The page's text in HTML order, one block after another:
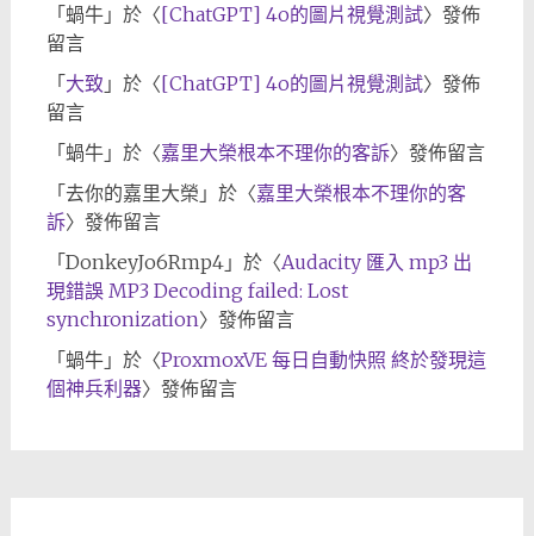
「 蝸牛」於〈[ChatGPT] 4o的圖片視覺測試〉發佈
留言
「 大致 」於〈[ChatGPT] 4o的圖片視覺測試〉發佈
留言
「 蝸牛」於〈嘉里大榮根本不理你的客訴〉發佈留言
「 去你的嘉里大榮 」於〈嘉里大榮根本不理你的客
訴〉發佈留言
「 DonkeyJo6Rmp4」於〈Audacity 匯入 mp3 出
現錯誤 MP3 Decoding failed: Lost
synchronization〉發佈留言
「 蝸牛」於〈ProxmoxVE 每日自動快照 終於發現這
個神兵利器〉發佈留言